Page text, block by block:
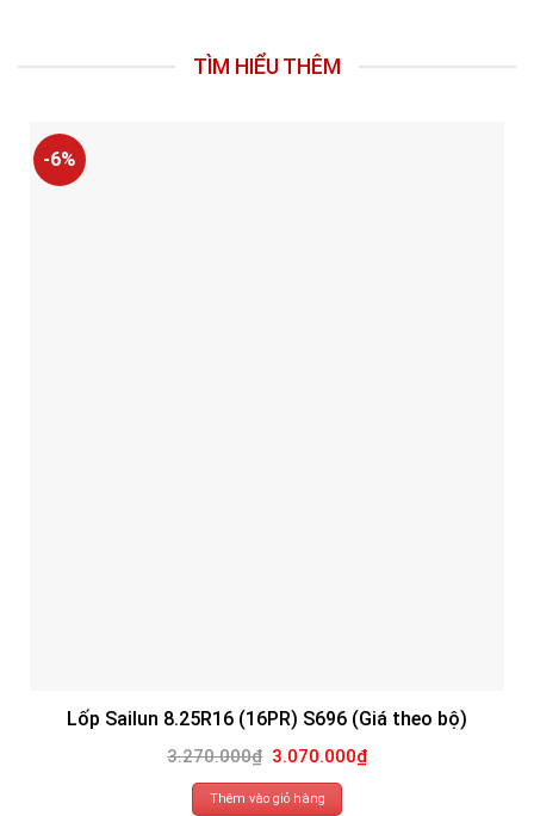
TÌM HIỂU THÊM
-6%
Lốp Sailun 8.25R16 (16PR) S696 (Giá theo bộ)
3.270.000₫ Giá
gốc
là:
3.270.000₫.
3.070.000₫Giá
hiện
Thêm vào giỏ hàng